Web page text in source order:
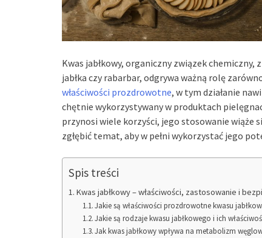
Kwas jabłkowy, organiczny związek
jabłka czy rabarbar, odgrywa ważną rolę
właściwości prozdrowotne, w tym działanie
chętnie wykorzystywany w produktach
przynosi wiele korzyści, jego stosowanie wiąże
zgłębić temat, aby w pełni wykorzystać jego
Spis treści
Kwas jabłkowy – właściwości, zastosowanie i
Jakie są właściwości prozdrowotne kwasu
Jakie są rodzaje kwasu jabłkowego i ich
Jak kwas jabłkowy wpływa na metabolizm